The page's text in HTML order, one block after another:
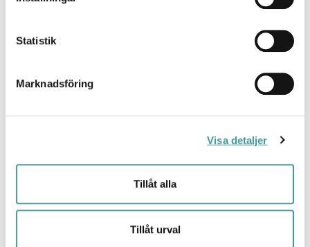
Statistik
Marknadsföring
Visa detaljer
Tillåt alla
Tillåt urval